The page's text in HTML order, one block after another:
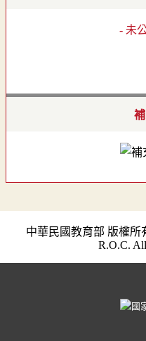
- 未
中華民國教育部 版權所
R.O.C.